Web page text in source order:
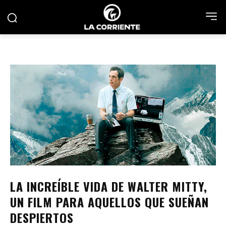
LA INCREÍBLE VIDA DE WALTER MITTY,
UN FILM PARA AQUELLOS QUE SUEÑAN
DESPIERTOS